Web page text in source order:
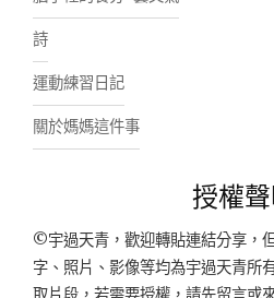
詩
運動練習日記
關於媽媽這件事
授權
©宇過天青，歡迎轉貼連結分享，
字、照片、影像等均為宇過天青所